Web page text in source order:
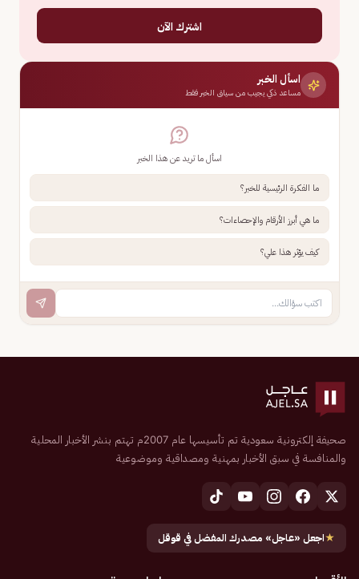
اشترك الآن
اسأل الخبر
مساعد ذكي يجيب من سياق الخبر فقط
اسأل ما تريد عن هذا الخبر
ما الفكرة الرئيسية للخبر؟
ما هي أبرز الأرقام والإحصاءات؟
كيف يؤثر هذا علي؟
صحيفة إلكترونية سعودية تم تأسيسها عام 2007م تهتم بنشر الأخبار المحلية
والمنافسة في سبق الأخبار بمهنية ومصداقية وموضوعية
★اجعل «عاجل» مصدرك المفضل في قوقل